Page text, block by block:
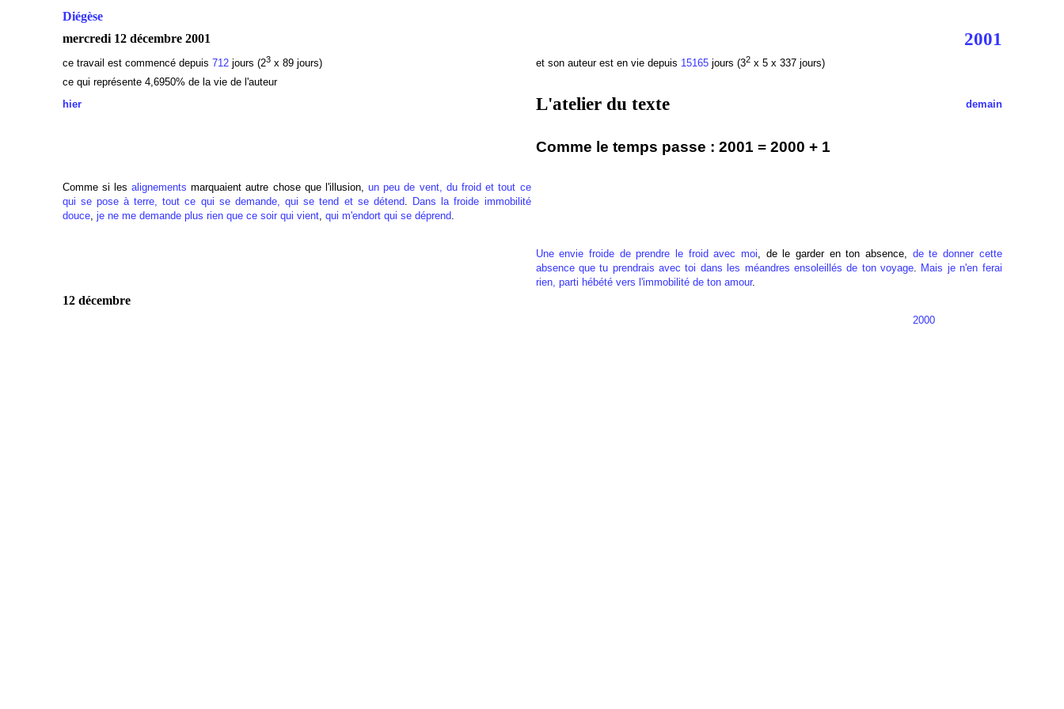
Diégèse
mercredi 12 décembre 2001
2001
ce travail est commencé depuis 712jours (23x 89 jours) et son auteur est en vie depuis 15165jours (32x 5 x 337 jours)
ce qui représente 4,6950% de la vie de l'auteur
hier
L'atelier du texte demain
Comme le temps passe : 2001 = 2000 + 1
Comme si lesalignements marquaient autre chose que l'illusion,un peu de vent, du froid et tout ce
qui se pose à terre, tout ce qui se demande, qui se tend et se détend. Dans la froide immobilité
douce, je ne me demande plus rien que ce soir qui vient, qui m'endort qui se déprend.
Une envie froide de prendre le froid avec moi, de le garder en ton absence, de te donner cette
absence que tu prendrais avec toi dans les méandres ensoleillés de ton voyage. Mais je n'en ferai
rien, parti hébété vers l'immobilité de ton amour.
12 décembre
2000